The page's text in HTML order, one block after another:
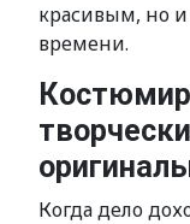
красивым, но
времени.
Когда дело